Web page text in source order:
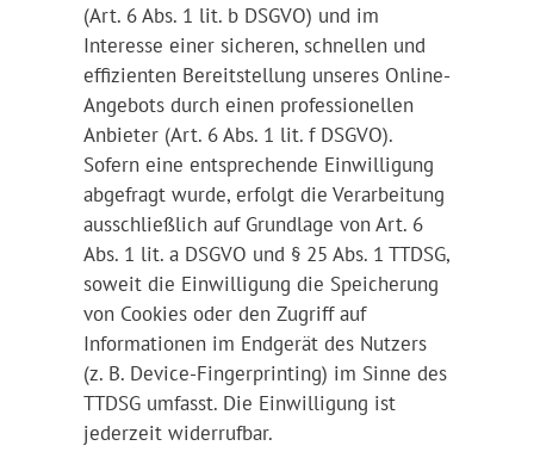
(Art. 6 Abs. 1 lit. b DSGVO) und im
Interesse einer sicheren, schnellen und
effizienten Bereitstellung unseres Online-
Angebots durch einen professionellen
Anbieter (Art. 6 Abs. 1 lit. f DSGVO).
Sofern eine entsprechende Einwilligung
abgefragt wurde, erfolgt die Verarbeitung
ausschließlich auf Grundlage von Art. 6
Abs. 1 lit. a DSGVO und § 25 Abs. 1 TTDSG,
soweit die Einwilligung die Speicherung
von Cookies oder den Zugriff auf
Informationen im Endgerät des Nutzers
(z. B. Device-Fingerprinting) im Sinne des
TTDSG umfasst. Die Einwilligung ist
jederzeit widerrufbar.